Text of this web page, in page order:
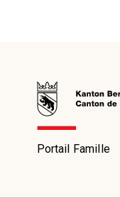
Portail Famille